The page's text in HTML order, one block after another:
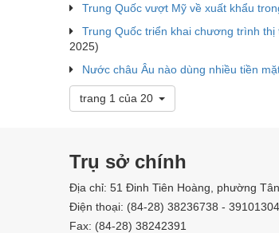
Trung Quốc vượt Mỹ về xuất khẩu
Trung Quốc triển khai chương trình
2025)
Nước châu Âu nào dùng nhiều tiền
trang 1 của 20
Trụ sở chính
Địa chỉ: 51 Đinh Tiên Hoàng, phường
Điện thoại: (84-28) 38236738 - 39101304
Fax: (84-28) 38242391